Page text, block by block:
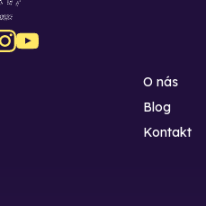
O nás
Blog
Kontakt